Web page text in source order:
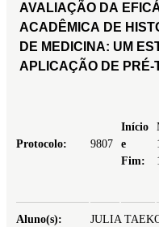
AVALIAÇÃO DA
ACADÊMICA DE
DE MEDICINA: UM
APLICAÇÃO DE PRÉ-
Protocolo: 9807
Início
e
Fim:
Aluno(s): JULIA